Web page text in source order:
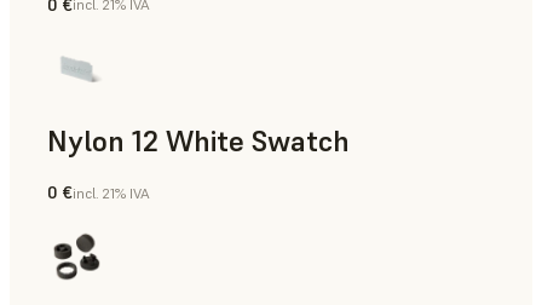
Polvo para SLS
incl. 21% IVA
Nylon 12 White Swatch
Polvo para SLS
0 €incl. 21% IVA